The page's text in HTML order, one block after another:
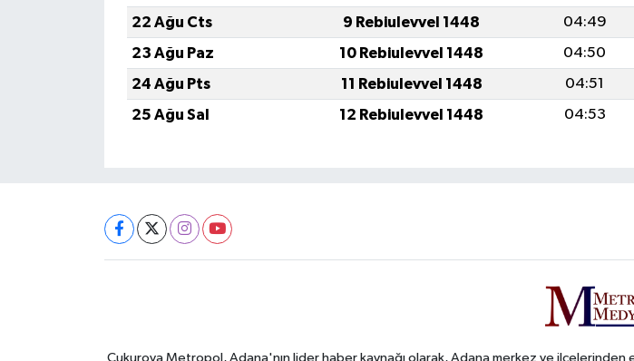
22 Ağu Cts
9 Rebiulevvel 1448 04:49
23 Ağu Paz
10 Rebiulevvel 1448 04:50
24 Ağu Pts
11 Rebiulevvel 1448 04:51
25 Ağu Sal
12 Rebiulevvel 1448 04:53
Çukurova Metropol, Adana'nın lider haber kaynağı olarak, Adana merkez ve ilçelerinden